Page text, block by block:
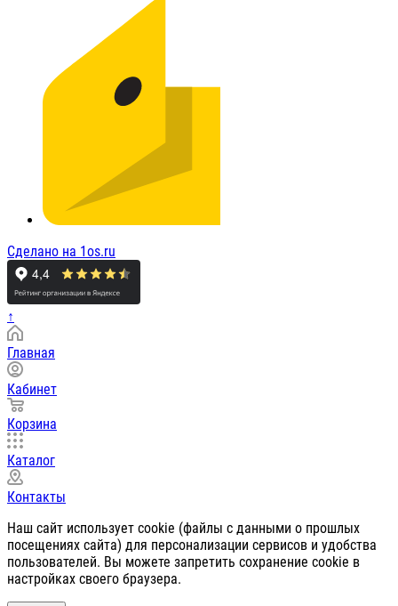
Сделано на 1os.ru
↑
Главная
Кабинет
Корзина
Каталог
Контакты
Наш сайт использует cookie (файлы с данными о прошлых
посещениях сайта) для персонализации сервисов и удобства
пользователей. Вы можете запретить сохранение cookie в
настройках своего браузера.